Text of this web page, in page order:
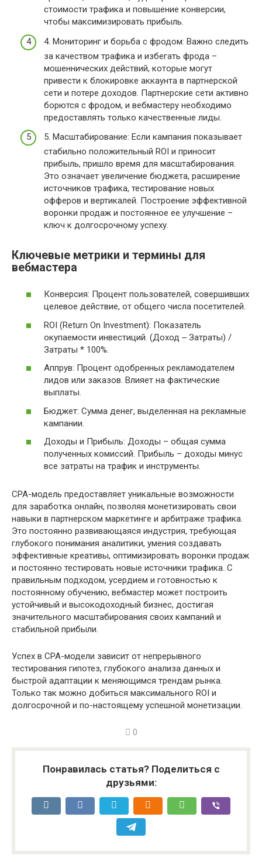
стоимости трафика и повышение конверсии,
чтобы максимизировать прибыль.
4. Мониторинг и борьба с фродом: Важно следить
за качеством трафика и избегать фрода –
мошеннических действий, которые могут
привести к блокировке аккаунта в партнерской
сети и потере доходов. Партнерские сети активно
борются с фродом, и вебмастеру необходимо
предоставлять только качественные лиды.
5. Масштабирование: Если кампания показывает
стабильно положительный ROI и приносит
прибыль, пришло время для масштабирования.
Это означает увеличение бюджета, расширение
источников трафика, тестирование новых
офферов и вертикалей. Построение эффективной
воронки продаж и постоянное ее улучшение –
ключ к долгосрочному успеху.
Ключевые метрики и термины для
вебмастера
Конверсия: Процент пользователей, совершивших
целевое действие, от общего числа посетителей.
ROI (Return On Investment): Показатель
окупаемости инвестиций. (Доход ‒ Затраты) /
Затраты * 100%.
Аппрув: Процент одобренных рекламодателем
лидов или заказов. Влияет на фактические
выплаты.
Бюджет: Сумма денег, выделенная на рекламные
кампании.
Доходы и Прибыль: Доходы – общая сумма
полученных комиссий. Прибыль – доходы минус
все затраты на трафик и инструменты.
CPA-модель предоставляет уникальные возможности
для заработка онлайн, позволяя монетизировать свои
навыки в партнерском маркетинге и арбитраже трафика.
Это постоянно развивающаяся индустрия, требующая
глубокого понимания аналитики, умения создавать
эффективные креативы, оптимизировать воронки продаж
и постоянно тестировать новые источники трафика. С
правильным подходом, усердием и готовностью к
постоянному обучению, вебмастер может построить
устойчивый и высокодоходный бизнес, достигая
значительного масштабирования своих кампаний и
стабильной прибыли.
Успех в CPA-модели зависит от непрерывного
тестирования гипотез, глубокого анализа данных и
быстрой адаптации к меняющимся трендам рынка.
Только так можно добиться максимального ROI и
долгосрочной и по-настоящему успешной монетизации.
0
Понравилась статья? Поделиться с
друзьями: